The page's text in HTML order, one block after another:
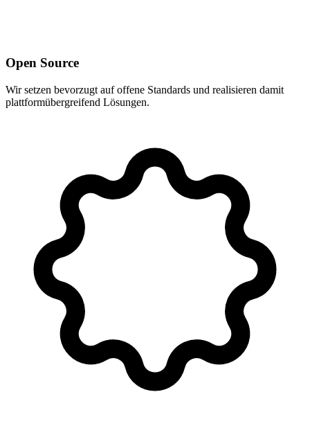
Open Source
Wir setzen bevorzugt auf offene Standards und realisieren damit
plattformübergreifend Lösungen.